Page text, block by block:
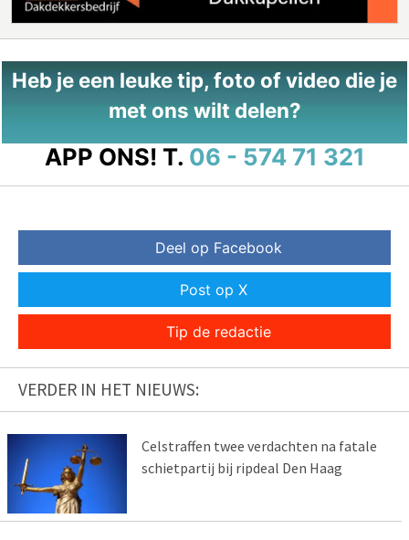
Heb je een leuke tip, foto of video die je
met ons wilt delen?
APP ONS! T. 06 - 574 71 321
Deel op Facebook
Post op X
Tip de redactie
VERDER IN HET NIEUWS:
Celstraffen twee verdachten na fatale
schietpartij bij ripdeal Den Haag